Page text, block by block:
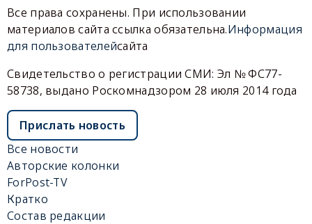
Все права сохранены. При использовании
материалов сайта ссылка обязательна.Информация
для пользователейсайта
Свидетельство о регистрации СМИ: Эл № ФС77-
58738, выдано Роскомнадзором 28 июля 2014 года
Прислать новость
Все новости
Авторские колонки
ForPost-TV
Кратко
Состав редакции